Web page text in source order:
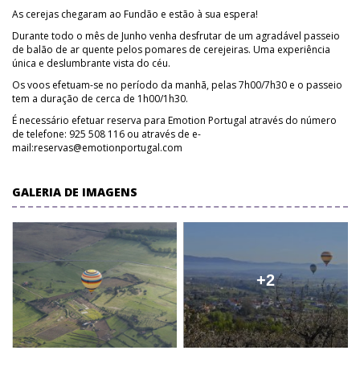
As cerejas chegaram ao Fundão e estão à sua espera!
Durante todo o mês de Junho venha desfrutar de um agradável passeio
de balão de ar quente pelos pomares de cerejeiras. Uma experiência
única e deslumbrante vista do céu.
Os voos efetuam-se no período da manhã, pelas 7h00/7h30 e o passeio
tem a duração de cerca de 1h00/1h30.
É necessário efetuar reserva para Emotion Portugal através do número
de telefone: 925 508 116 ou através de e-
mail:reservas@emotionportugal.com
GALERIA DE IMAGENS
+2